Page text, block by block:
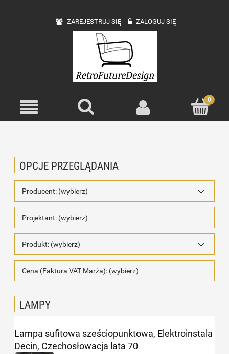
ZAREJESTRUJ SIĘ ZALOGUJ SIĘ
OPCJE PRZEGLĄDANIA
Producent: (wybierz)
Projektant: (wybierz)
Produkt: (wybierz)
Cena (Faktura VAT Marża): (wybierz)
LAMPY
Lampa sufitowa sześciopunktowa, Elektroinstala
Decin, Czechosłowacja lata 70